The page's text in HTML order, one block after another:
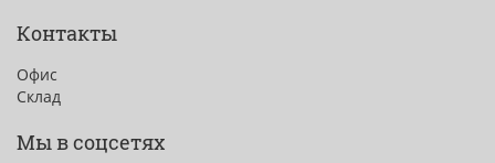
Контакты
Офис
Склад
Мы в соцсетях